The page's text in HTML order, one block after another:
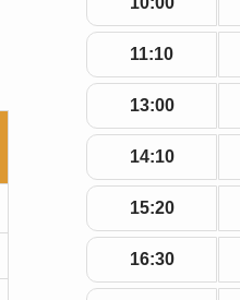
11:10
13:00
14:10
15:20
16:30